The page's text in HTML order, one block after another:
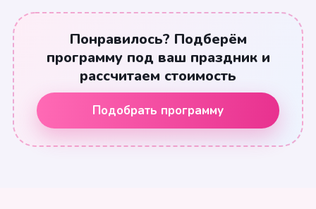
Понравилось? Подберём
программу под ваш праздник и
рассчитаем стоимость
Подобрать программу